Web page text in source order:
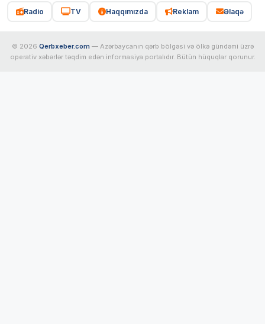
Radio TV Haqqımızda Reklam Əlaqə
© 2026 Qerbxeber.com — Azərbaycanın qərb bölgəsi və ölkə gündəmi üzrə
operativ xəbərlər təqdim edən informasiya portalıdır. Bütün hüquqlar qorunur.